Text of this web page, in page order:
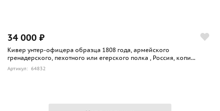
34 000 ₽
Кивер унтер-офицера образца 1808 года, армейского
гренадерского, пехотного или егерского полка , Россия, копи...
Артикул: 64832